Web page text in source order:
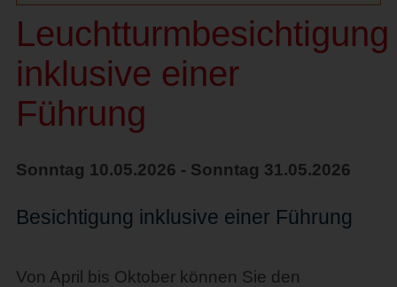
Leuchtturmbesichtigung
inklusive einer
Führung
Sonntag 10.05.2026 - Sonntag 31.05.2026
Besichtigung inklusive einer Führung
Von April bis Oktober können Sie den